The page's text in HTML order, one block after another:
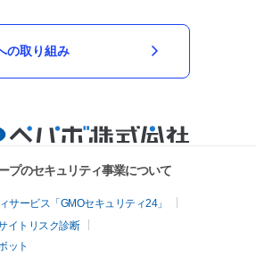
の取り組み
プのセキュリティ事業について
サービス「GMOセキュリティ24」
イトリスク診断
ット